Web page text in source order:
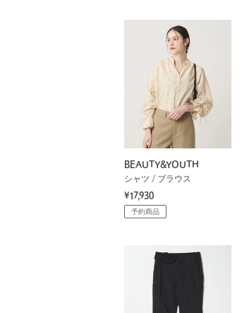
BEAUTY&YOUTH
シャツ / ブラウス
¥17,930
予約商品